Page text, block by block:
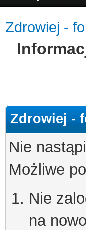
Zdrowiej -
Zdrowiej -
Nie
Możliwe
Nie
na